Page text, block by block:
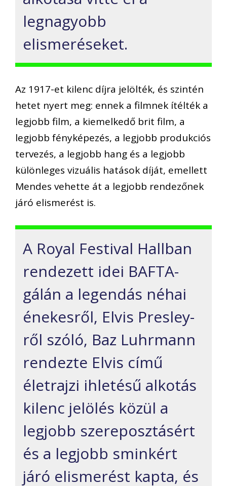
legnagyobb
elismeréseket.
Az 1917-et kilenc díjra jelölték, és szintén
hetet nyert meg: ennek a filmnek ítélték a
legjobb film, a kiemelkedő brit film, a
legjobb fényképezés, a legjobb produkciós
tervezés, a legjobb hang és a legjobb
különleges vizuális hatások díját, emellett
Mendes vehette át a legjobb rendezőnek
járó elismerést is.
A Royal Festival Hallban
rendezett idei BAFTA-
gálán a legendás néhai
énekesről, Elvis Presley-
ről szóló, Baz Luhrmann
rendezte Elvis című
életrajzi ihletésű alkotás
kilenc jelölés közül a
legjobb szereposztásért
és a legjobb sminkért
járó elismerést kapta, és